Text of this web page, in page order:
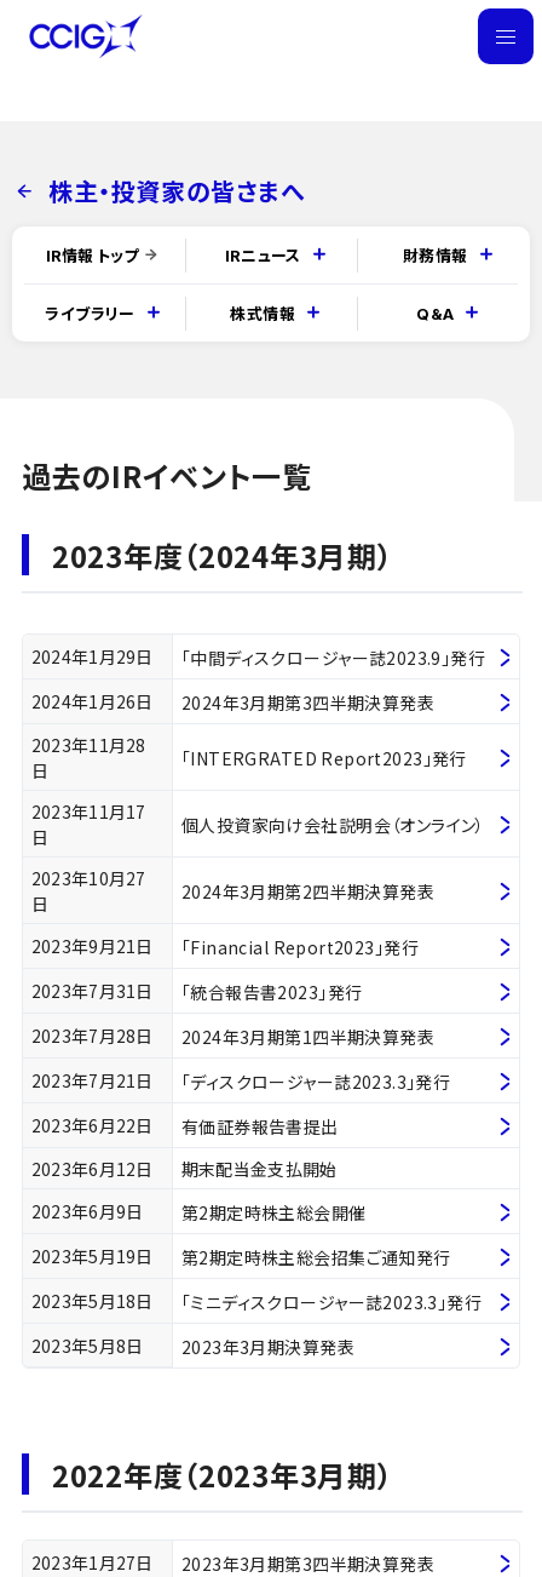
M
株主・投資家の皆さまへ
IR情報 トップ IRニュース
IR最新情報一覧ページ
過去のIRイベント一覧
財務情報
有価証券報告書／四半期（半期）報告書
ライブラリー
ディスクロージャーポリシー
株式情報
株式事務のご案内
Q&A
過去のIRイベント一覧
2023年度（2024年3月期）
2024年1月29日
「中間ディスクロージャー誌2023.9」発行
2024年1月26日
2024年3月期第3四半期決算発表
2023年11月28
日
「INTERGRATED Report2023」発行
2023年11月17
日
個人投資家向け会社説明会（オンライン）
2023年10月27
日
2024年3月期第2四半期決算発表
2023年9月21日
「Financial Report2023」発行
2023年7月31日
「統合報告書2023」発行
2023年7月28日
2024年3月期第1四半期決算発表
2023年7月21日
「ディスクロージャー誌2023.3」発行
2023年6月22日
有価証券報告書提出
2023年6月12日
期末配当金支払開始
2023年6月9日
第2期定時株主総会開催
2023年5月19日
第2期定時株主総会招集ご通知発行
2023年5月18日
「ミニディスクロージャー誌2023.3」発行
2023年5月8日
2023年3月期決算発表
2022年度（2023年3月期）
2023年1月27日
2023年3月期第3四半期決算発表